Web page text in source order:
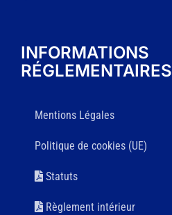
INFORMATIONS
RÉGLEMENTAIRES
Mentions Légales
Politique de cookies (UE)
Statuts
Règlement intérieur